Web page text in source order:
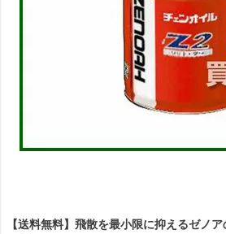
【送料無料】飛散を最小限に抑えるゼノ